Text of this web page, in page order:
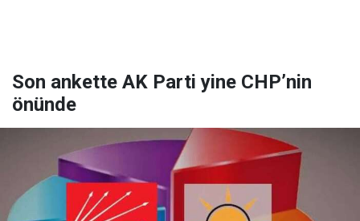
Son ankette AK Parti yine CHP’nin
önünde